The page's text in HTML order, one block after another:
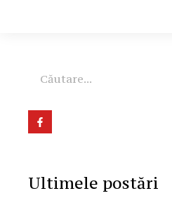
Ultimele postări